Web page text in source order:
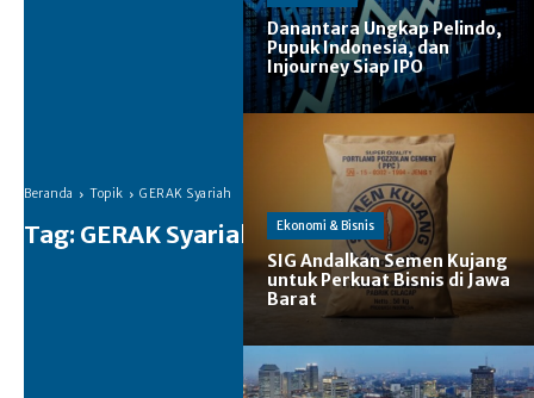
Beranda Topik GERAK Syariah
Tag: GERAK Syariah
Danantara Ungkap Pelindo,
Pupuk Indonesia, dan
Injourney Siap IPO
Ekonomi & Bisnis
SIG Andalkan Semen Kujang
untuk Perkuat Bisnis di Jawa
Barat